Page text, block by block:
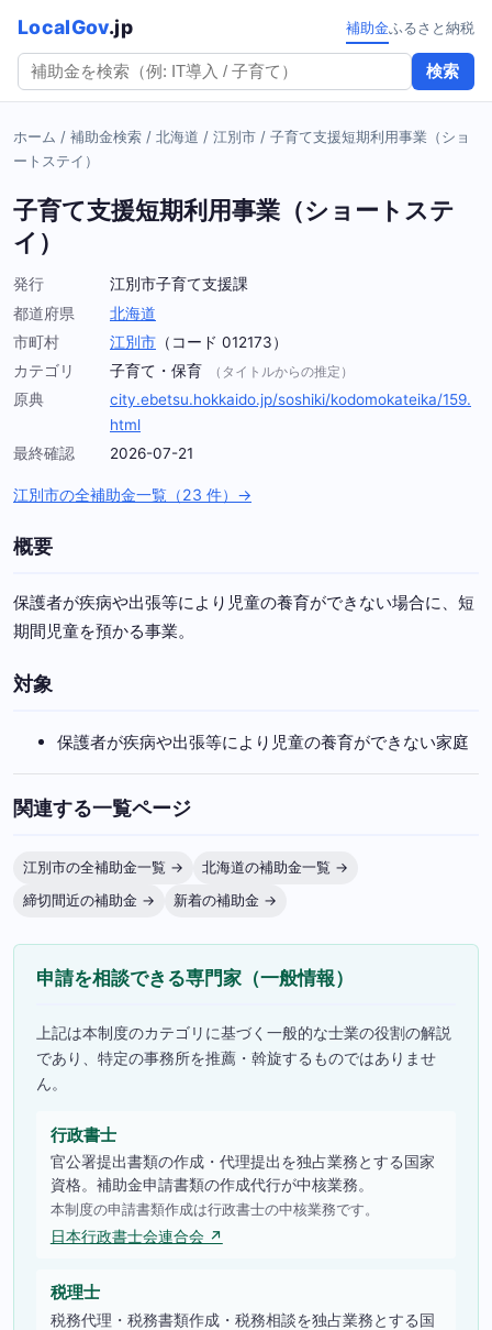
LocalGov.jp
検索
補助金ふるさと納税
ホーム / 補助金検索 / 北海道 / 江別市 / 子育て支援短期利用事業（ショ
ートステイ）
子育て支援短期利用事業（ショートステ
イ）
発行
江別市子育て支援課
都道府県
北海道
市町村
江別市 （コード 012173）
カテゴリ
子育て・保育 （タイトルからの推定）
原典
city.ebetsu.hokkaido.jp/soshiki/kodomokateika/159.
html
最終確認
2026-07-21
江別市の全補助金一覧（23 件）→
概要
保護者が疾病や出張等により児童の養育ができない場合に、短
期間児童を預かる事業。
対象
保護者が疾病や出張等により児童の養育ができない家庭
関連する一覧ページ
江別市の全補助金一覧 →
北海道の補助金一覧 →
締切間近の補助金 →
新着の補助金 →
申請を相談できる専門家（一般情報）
上記は本制度のカテゴリに基づく一般的な士業の役割の解説
であり、特定の事務所を推薦・斡旋するものではありませ
ん。
行政書士
官公署提出書類の作成・代理提出を独占業務とする国家
資格。補助金申請書類の作成代行が中核業務。
本制度の申請書類作成は行政書士の中核業務です。
日本行政書士会連合会 ↗
税理士
税務代理・税務書類作成・税務相談を独占業務とする国